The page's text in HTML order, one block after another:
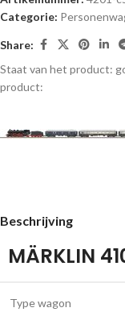
Categorie:
Share:
Staat van het product:
product:
Beschrijving
MÄRKLIN
Type wagon